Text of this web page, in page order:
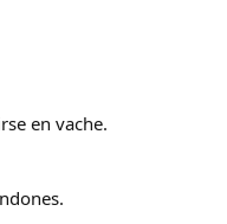
en vache.